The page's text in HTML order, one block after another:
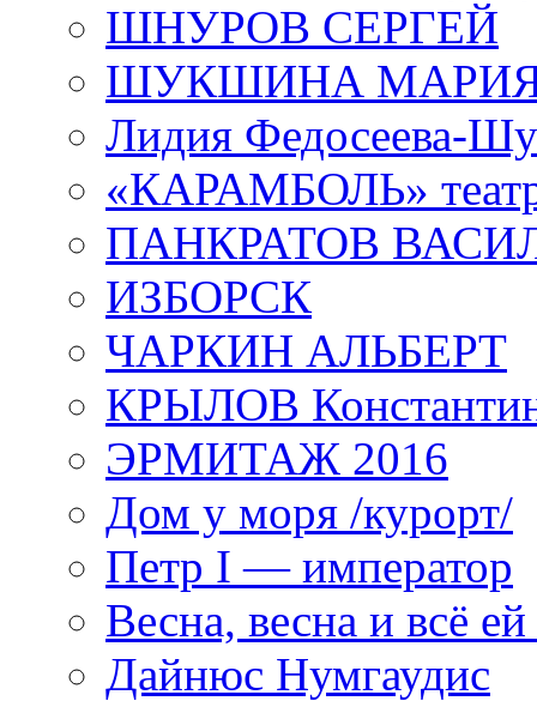
ШНУРОВ СЕРГЕЙ
ШУКШИНА
Лидия Федосеева-
«КАРАМБОЛЬ»
ПАНКРАТОВ
ИЗБОРСК
ЧАРКИН АЛЬБЕРТ
КРЫЛОВ
ЭРМИТАЖ 2016
Дом у моря /курорт/
Петр I — император
Весна, весна и всё
Дайнюс Нумгаудис